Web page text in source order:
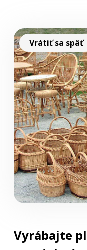
Vrátiť sa späť
Vyrábajte